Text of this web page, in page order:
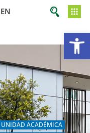
EN
UNIDAD ACADÉMICA